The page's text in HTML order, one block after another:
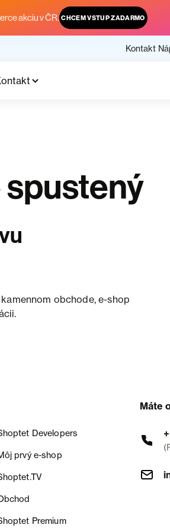
akciu v ČR. CHCEM VSTUP ZADARMO
Kontakt
obchode, e-shop
Developers
prvý e-shop
Premium
Máte